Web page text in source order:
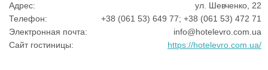
Адрес:
ул. Шевченко, 22
Телефон:
+38 (061 53) 649 77; +38 (061 53) 472 71
Электронная почта:
info@hotelevro.com.ua
Сайт гостиницы:
https://hotelevro.com.ua/